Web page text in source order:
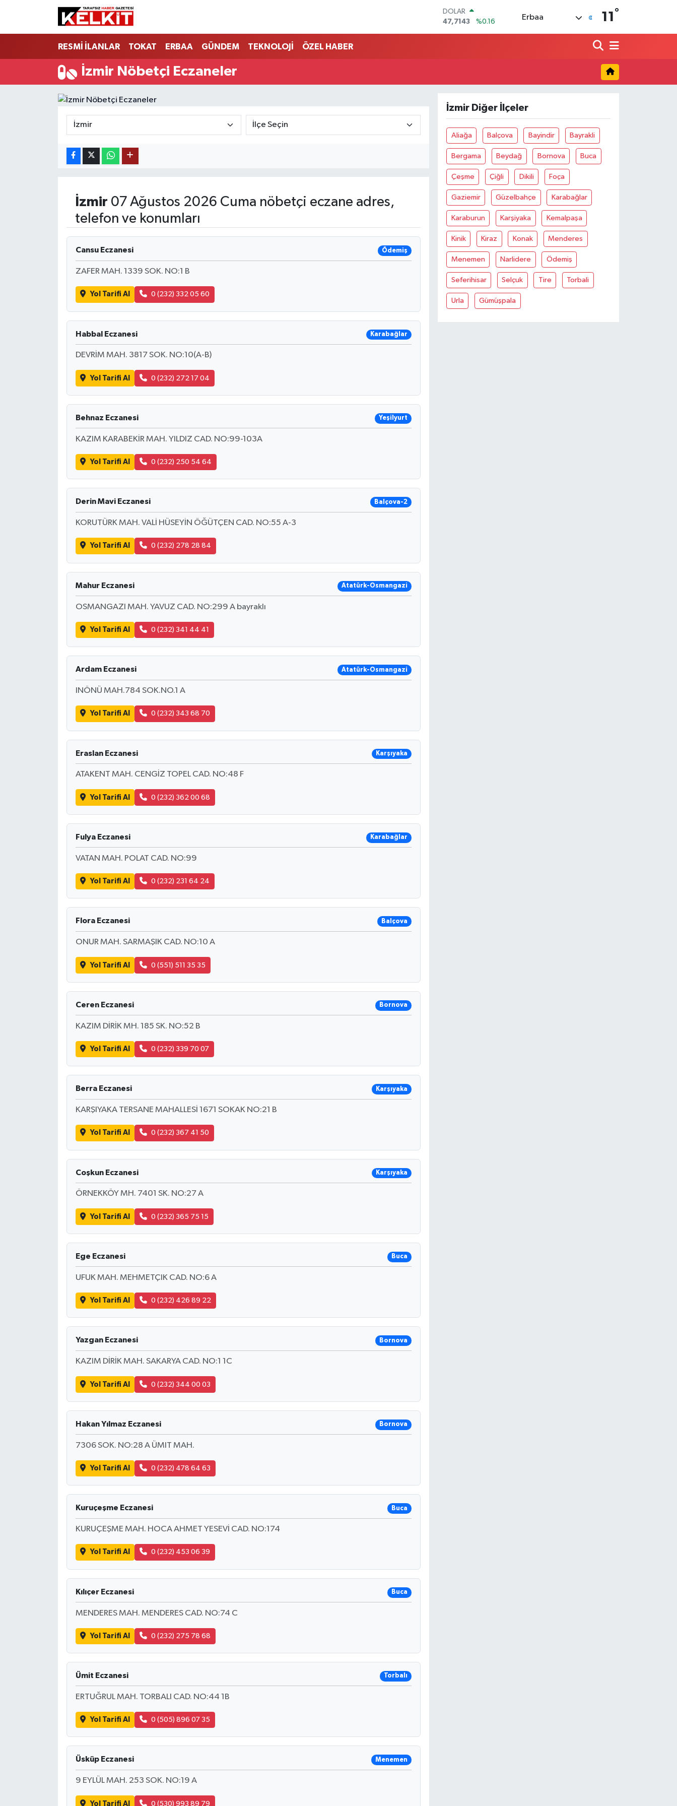
DOLAR
47,7143
%0.16
13.799
%70
BITCOIN
Erbaa 11 °
RESMİ İLANLAR TOKAT ERBAA GÜNDEM TEKNOLOJİ ÖZEL HABER
İzmir Nöbetçi Eczaneler
İzmir 07 Ağustos 2026 Cuma nöbetçi eczane adres,
telefon ve konumları
Cansu Eczanesi Ödemiş
ZAFER MAH. 1339 SOK. NO:1 B
Yol Tarifi Al 0 (232) 332 05 60
Habbal Eczanesi Karabağlar
DEVRİM MAH. 3817 SOK. NO:10(A-B)
Yol Tarifi Al 0 (232) 272 17 04
Behnaz Eczanesi Yeşilyurt
KAZIM KARABEKİR MAH. YILDIZ CAD. NO:99-103A
Yol Tarifi Al 0 (232) 250 54 64
Derin Mavi Eczanesi Balçova-2
KORUTÜRK MAH. VALİ HÜSEYİN ÖĞÜTÇEN CAD. NO:55 A-3
Yol Tarifi Al 0 (232) 278 28 84
Mahur Eczanesi Atatürk-Osmangazi
OSMANGAZI MAH. YAVUZ CAD. NO:299 A bayraklı
Yol Tarifi Al 0 (232) 341 44 41
Ardam Eczanesi Atatürk-Osmangazi
INÖNÜ MAH.784 SOK.NO.1 A
Yol Tarifi Al 0 (232) 343 68 70
Eraslan Eczanesi Karşıyaka
ATAKENT MAH. CENGİZ TOPEL CAD. NO:48 F
Yol Tarifi Al 0 (232) 362 00 68
Fulya Eczanesi Karabağlar
VATAN MAH. POLAT CAD. NO:99
Yol Tarifi Al 0 (232) 231 64 24
Flora Eczanesi Balçova
ONUR MAH. SARMAŞIK CAD. NO:10 A
Yol Tarifi Al 0 (551) 511 35 35
Ceren Eczanesi Bornova
KAZIM DİRİK MH. 185 SK. NO:52 B
Yol Tarifi Al 0 (232) 339 70 07
Berra Eczanesi Karşıyaka
KARŞIYAKA TERSANE MAHALLESİ 1671 SOKAK NO:21 B
Yol Tarifi Al 0 (232) 367 41 50
Coşkun Eczanesi Karşıyaka
ÖRNEKKÖY MH. 7401 SK. NO:27 A
Yol Tarifi Al 0 (232) 365 75 15
Ege Eczanesi Buca
UFUK MAH. MEHMETÇIK CAD. NO:6 A
Yol Tarifi Al 0 (232) 426 89 22
Yazgan Eczanesi Bornova
KAZIM DİRİK MAH. SAKARYA CAD. NO:1 1C
Yol Tarifi Al 0 (232) 344 00 03
Hakan Yılmaz Eczanesi Bornova
7306 SOK. NO:28 A ÜMIT MAH.
Yol Tarifi Al 0 (232) 478 64 63
Kuruçeşme Eczanesi Buca
KURUÇEŞME MAH. HOCA AHMET YESEVİ CAD. NO:174
Yol Tarifi Al 0 (232) 453 06 39
Kılıçer Eczanesi Buca
MENDERES MAH. MENDERES CAD. NO:74 C
Yol Tarifi Al 0 (232) 275 78 68
Ümit Eczanesi Torbalı
ERTUĞRUL MAH. TORBALI CAD. NO:44 1B
Yol Tarifi Al 0 (505) 896 07 35
Üsküp Eczanesi Menemen
9 EYLÜL MAH. 253 SOK. NO:19 A
Yol Tarifi Al 0 (530) 993 89 79
İzmir Diğer İlçeler
Aliağa Balçova Bayindir Bayrakli
Bergama Beydağ Bornova Buca
Çeşme Çiğli Dikili Foça
Gaziemir Güzelbahçe Karabağlar
Karaburun Karşiyaka Kemalpaşa
Kinik Kiraz Konak Menderes
Menemen Narlidere Ödemiş
Seferihisar Selçuk Tire Torbali
Urla Gümüşpala